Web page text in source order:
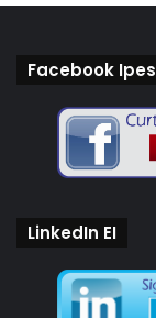
Facebook
LinkedIn EI